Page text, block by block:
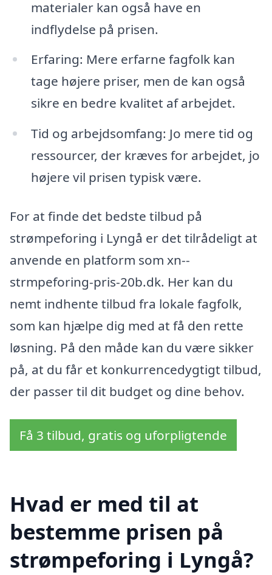
materialer kan også have en
indflydelse på prisen.
Erfaring: Mere erfarne fagfolk kan
tage højere priser, men de kan også
sikre en bedre kvalitet af arbejdet.
Tid og arbejdsomfang: Jo mere tid og
ressourcer, der kræves for arbejdet, jo
højere vil prisen typisk være.
For at finde det bedste tilbud på
strømpeforing i Lyngå er det tilrådeligt at
anvende en platform som xn--
strmpeforing-pris-20b.dk. Her kan du
nemt indhente tilbud fra lokale fagfolk,
som kan hjælpe dig med at få den rette
løsning. På den måde kan du være sikker
på, at du får et konkurrencedygtigt tilbud,
der passer til dit budget og dine behov.
Få 3 tilbud, gratis og uforpligtende
Hvad er med til at
bestemme prisen på
strømpeforing i Lyngå?